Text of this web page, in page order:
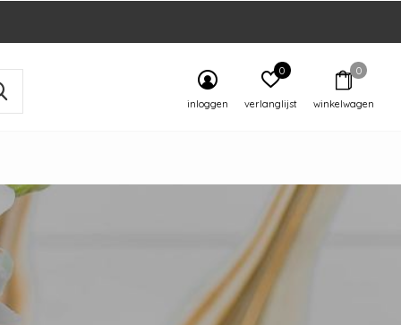
inloggen verlanglijst
0
winkelwagen
0